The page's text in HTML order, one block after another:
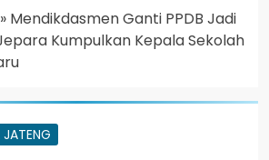
» Mendikdasmen Ganti PPDB Jadi
Kumpulkan Kepala Sekolah